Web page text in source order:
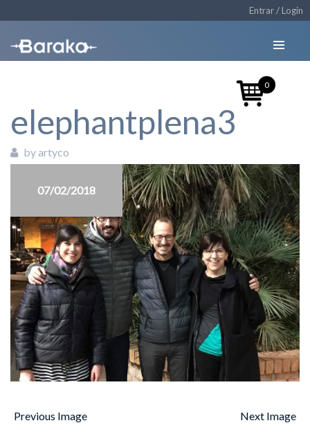
Entrar / Login
elephantplena3
by artyco
07/02/2018
Previous Image Next Image
0